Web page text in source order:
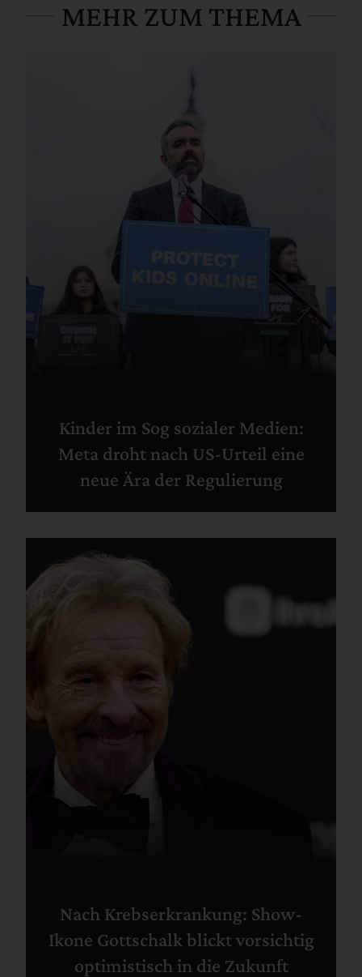
MEHR ZUM THEMA
Kinder im Sog sozialer Medien:
Meta droht nach US-Urteil eine
neue Ära der Regulierung
Nach Krebserkrankung: Show-
Ikone Gottschalk blickt vorsichtig
optimistisch in die Zukunft